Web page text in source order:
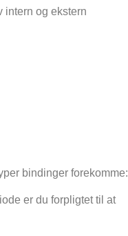
intern og ekstern
bindinger forekomme:
er du forpligtet til at